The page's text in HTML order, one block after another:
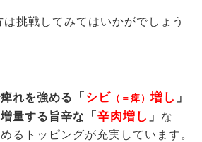
挑戦してみてはいかがでしょう
れを強める 「 シビ （＝痺） 増し 」
量する旨辛な 「 辛肉増し 」
な
るトッピングが充実しています。